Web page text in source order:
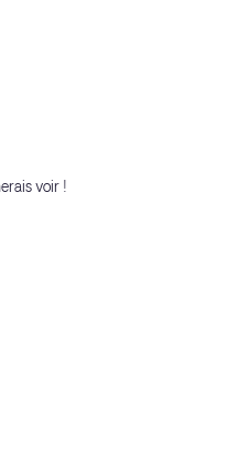
voir !